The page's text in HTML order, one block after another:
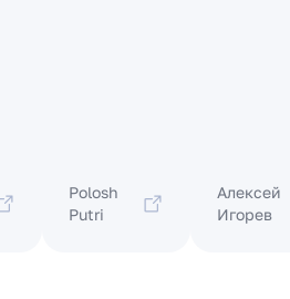
Polosh
Putri
Алексей
Игорев